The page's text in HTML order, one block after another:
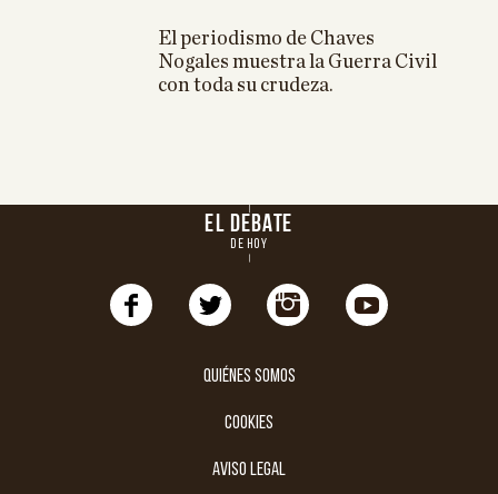
El periodismo de Chaves
Nogales muestra la Guerra Civil
con toda su crudeza.
EL DEBATE
DE HOY
Quiénes somos
cookies
aviso legal